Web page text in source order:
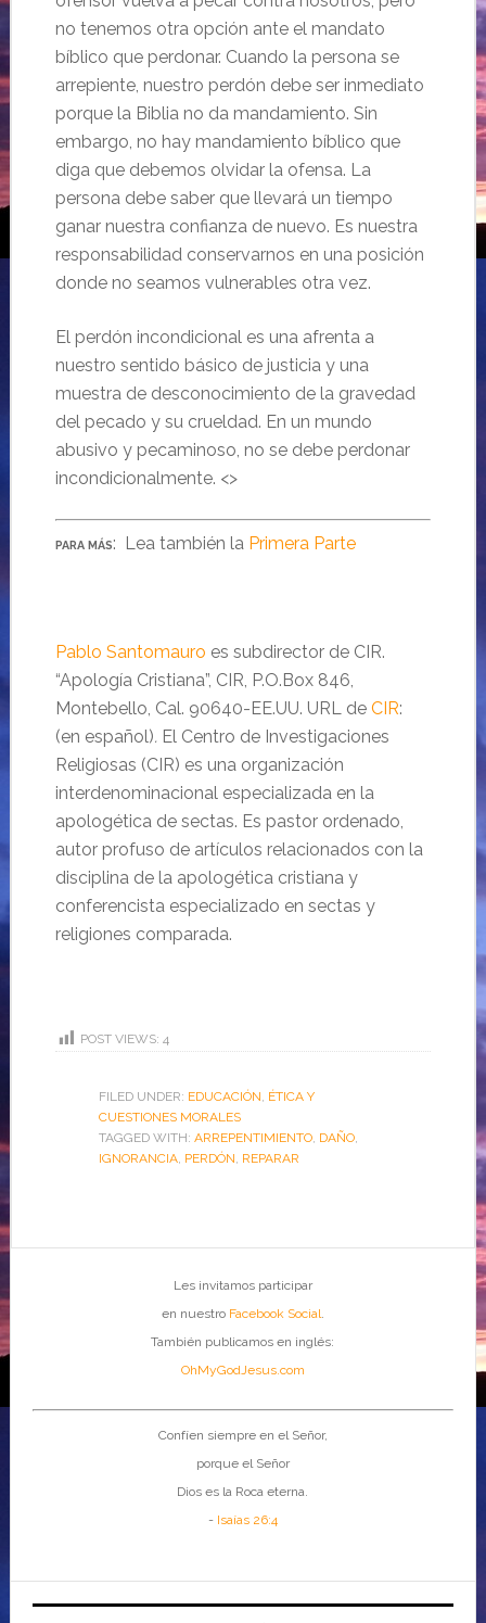
no tenemos otra opción ante el mandato
bíblico que perdonar. Cuando la persona se
arrepiente, nuestro perdón debe ser inmediato
porque la Biblia no da mandamiento. Sin
embargo, no hay mandamiento bíblico que
diga que debemos olvidar la ofensa. La
persona debe saber que llevará un tiempo
ganar nuestra confianza de nuevo. Es nuestra
responsabilidad conservarnos en una posición
donde no seamos vulnerables otra vez.
El perdón incondicional es una afrenta a
nuestro sentido básico de justicia y una
muestra de desconocimiento de la gravedad
del pecado y su crueldad. En un mundo
abusivo y pecaminoso, no se debe perdonar
incondicionalmente. <>
PARA MÁS: Lea también la Primera Parte
Pablo Santomauro es subdirector de CIR.
“Apología Cristiana”, CIR, P.O.Box 846,
Montebello, Cal. 90640-EE.UU. URL de CIR:
(en español). El Centro de Investigaciones
Religiosas (CIR) es una organización
interdenominacional especializada en la
apologética de sectas. Es pastor ordenado,
autor profuso de artículos relacionados con la
disciplina de la apologética cristiana y
conferencista especializado en sectas y
religiones comparada.
POST VIEWS: 4
FILED UNDER: EDUCACIÓN, ÉTICA Y
CUESTIONES MORALES
TAGGED WITH: ARREPENTIMIENTO, DAÑO,
IGNORANCIA, PERDÓN, REPARAR
Les invitamos participar
en nuestro Facebook Social.
También publicamos en inglés:
OhMyGodJesus.com
Confíen siempre en el Señor,
porque el Señor
Dios es la Roca eterna.
- Isaías 26:4